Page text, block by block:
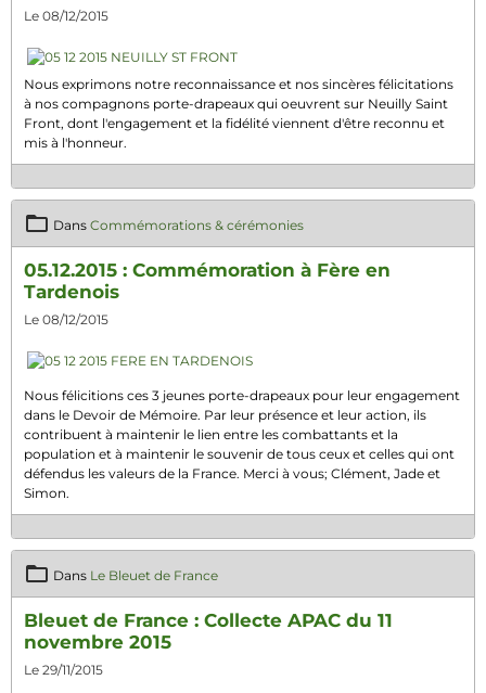
Le 08/12/2015
Nous exprimons notre reconnaissance et nos sincères félicitations
à nos compagnons porte-drapeaux qui oeuvrent sur Neuilly Saint
Front, dont l'engagement et la fidélité viennent d'être reconnu et
mis à l'honneur.
Dans Commémorations & cérémonies
05.12.2015 : Commémoration à Fère en
Tardenois
Le 08/12/2015
Nous félicitions ces 3 jeunes porte-drapeaux pour leur engagement
dans le Devoir de Mémoire. Par leur présence et leur action, ils
contribuent à maintenir le lien entre les combattants et la
population et à maintenir le souvenir de tous ceux et celles qui ont
défendus les valeurs de la France. Merci à vous; Clément, Jade et
Simon.
Dans Le Bleuet de France
Bleuet de France : Collecte APAC du 11
novembre 2015
Le 29/11/2015